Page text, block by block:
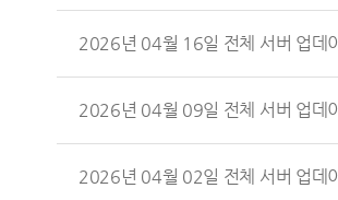
2026년 04월 16일 전체 서버 업데
2026년 04월 09일 전체 서버 업데
2026년 04월 02일 전체 서버 업데